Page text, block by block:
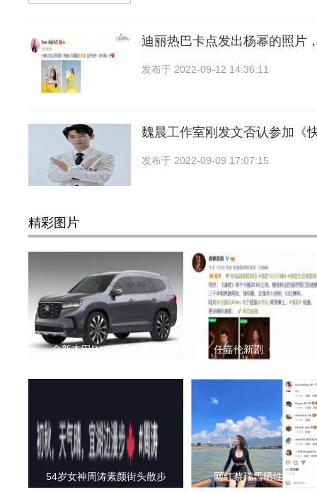
迪丽热巴卡点发出杨幂的照片
发布于 2022-09-12 14:36:11
魏晨工作室刚发文否认参加《
发布于 2022-09-09 17:07:15
精彩图片
全新本田Pilot发布，搭载 任嘉伦新剧《请君》今
54岁女神周涛素颜街头散步 网红蔡瑞雪晒性感辣照